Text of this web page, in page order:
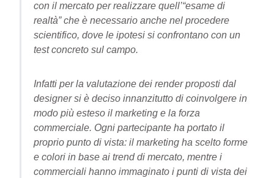
con il mercato per realizzare quell’“esame di
realtà” che è necessario anche nel procedere
scientifico, dove le ipotesi si confrontano con un
test concreto sul campo.
Infatti per la valutazione dei render proposti dal
designer si è deciso innanzitutto di coinvolgere in
modo più esteso il marketing e la forza
commerciale. Ogni partecipante ha portato il
proprio punto di vista: il marketing ha scelto forme
e colori in base ai trend di mercato, mentre i
commerciali hanno immaginato i punti di vista dei